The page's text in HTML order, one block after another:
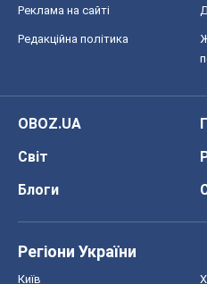
Реклама на сайті
Редакційна політика
OBOZ.UA
Світ
Блоги
Регіони України
Київ